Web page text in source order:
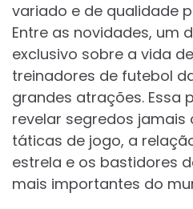
variado e de qualidade
Entre as novidades, um
exclusivo sobre a vida
treinadores de futebol
grandes atrações. Essa
revelar segredos
táticas de jogo, a
estrela e os bastidores
mais importantes do